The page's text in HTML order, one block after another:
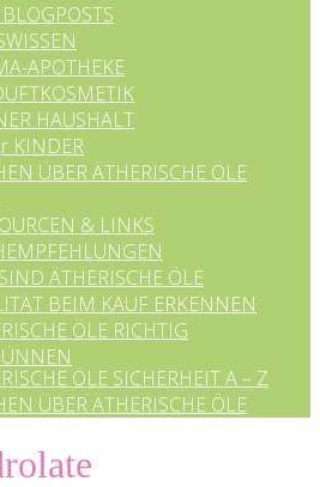
APOTHEKE
HAUSHALT
KINDER
ÜBER ÄTHERISCHE ÖLE
& LINKS
ÄTHERISCHE ÖLE
BEIM KAUF ERKENNEN
ÖLE RICHTIG
ÖLE SICHERHEIT A – Z
ÜBER ÄTHERISCHE ÖLE